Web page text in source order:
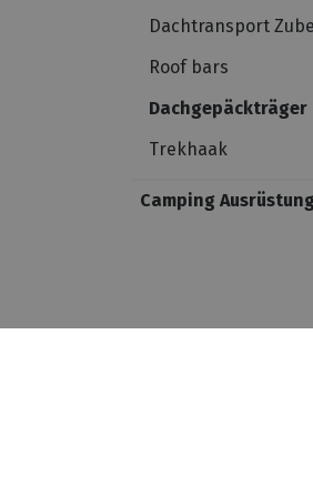
Dachtransport
Roof bars
Dachgepäckträger
Trekhaak
Camping